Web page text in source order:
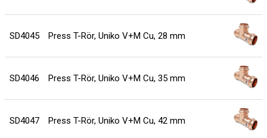
SD4045 Press T-Rör, Uniko V+M Cu, 28 mm
SD4046 Press T-Rör, Uniko V+M Cu, 35 mm
SD4047 Press T-Rör, Uniko V+M Cu, 42 mm